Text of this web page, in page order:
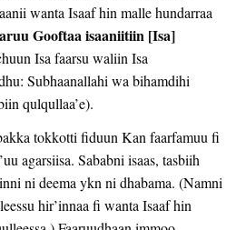
wanta Isaaf hin malle hundarraa
Gooftaa isaaniitiin [Isa]
Isa faarsu waliin Isa
Subhaanallahi wa bihamdihi
qulqullaa’e).
tokkotti fiduun Kan faarfamuu fi
agarsiisa. Sababni isaas, tasbiih
ni deema ykn ni dhabama. (Namni
hir’innaa fi wanta Isaaf hin